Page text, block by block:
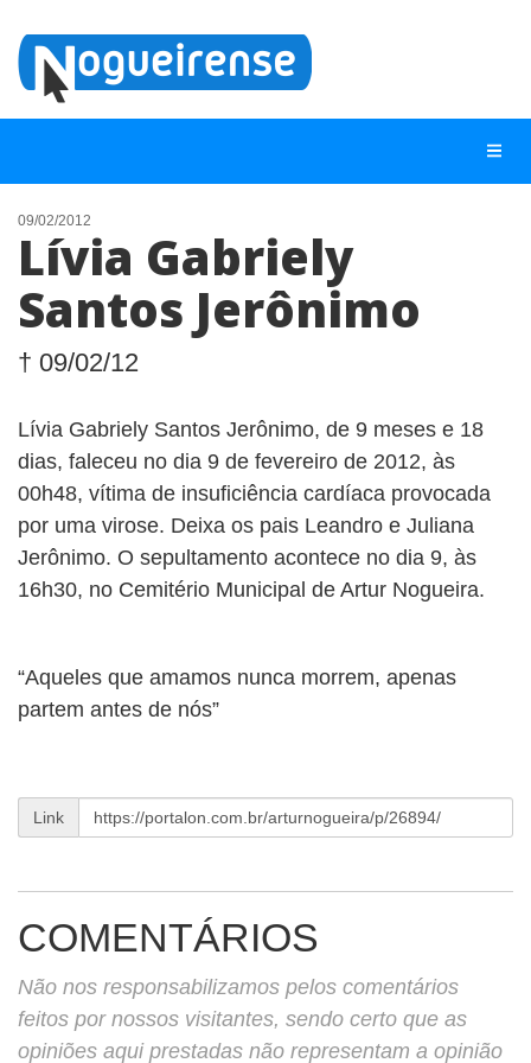
NOTÍCIAS
LISTA DIGITAL
CONTATO
ANUNCIE
BUSCAR
09/02/2012
Lívia Gabriely
Santos Jerônimo
† 09/02/12
Lívia Gabriely Santos Jerônimo, de 9 meses e 18
dias, faleceu no dia 9 de fevereiro de 2012, às
00h48, vítima de insuficiência cardíaca provocada
por uma virose. Deixa os pais Leandro e Juliana
Jerônimo. O sepultamento acontece no dia 9, às
16h30, no Cemitério Municipal de Artur Nogueira.
“Aqueles que amamos nunca morrem, apenas
partem antes de nós”
Link
COMENTÁRIOS
Não nos responsabilizamos pelos comentários
feitos por nossos visitantes, sendo certo que as
opiniões aqui prestadas não representam a opinião